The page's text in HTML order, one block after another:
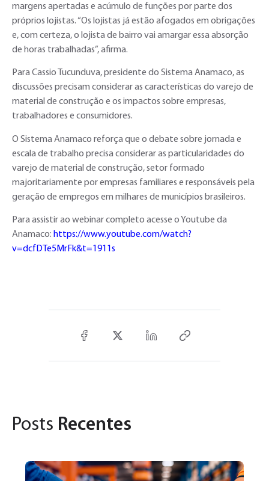
margens apertadas e acúmulo de funções por parte dos
próprios lojistas. “Os lojistas já estão afogados em obrigações
e, com certeza, o lojista de bairro vai amargar essa absorção
de horas trabalhadas”, afirma.
Para Cassio Tucunduva, presidente do Sistema Anamaco, as
discussões precisam considerar as características do varejo de
material de construção e os impactos sobre empresas,
trabalhadores e consumidores.
O Sistema Anamaco reforça que o debate sobre jornada e
escala de trabalho precisa considerar as particularidades do
varejo de material de construção, setor formado
majoritariamente por empresas familiares e responsáveis pela
geração de empregos em milhares de municípios brasileiros.
Para assistir ao webinar completo acesse o Youtube da
Anamaco: https://www.youtube.com/watch?
v=dcfDTe5MrFk&t=1911s
Posts Recentes